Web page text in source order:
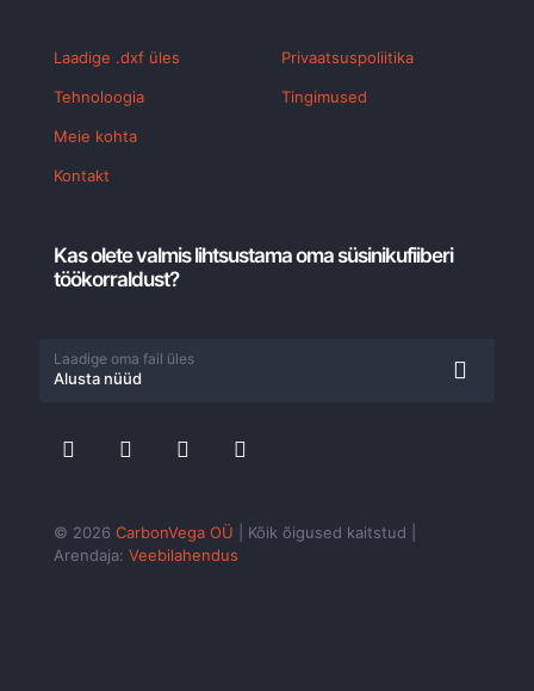
Laadige .dxf üles
Tehnoloogia
Meie kohta
Kontakt
Privaatsuspoliitika
Tingimused
Kas olete valmis lihtsustama oma süsinikufiiberi
töökorraldust?
Alusta nüüd
Laadige oma fail üles
© 2026 CarbonVega OÜ | Kõik õigused kaitstud |
Arendaja: Veebilahendus